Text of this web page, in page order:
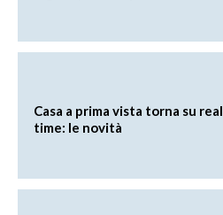
Casa a prima vista torna su real
time: le novità